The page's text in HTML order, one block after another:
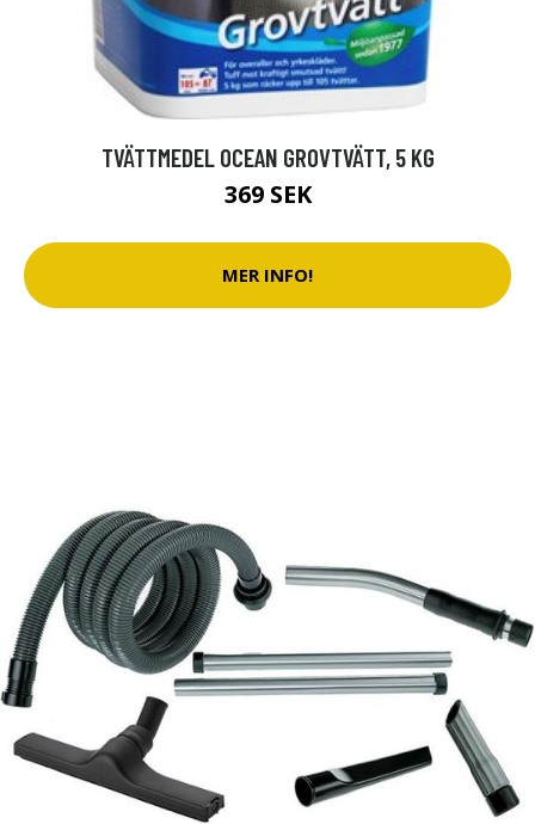
TVÄTTMEDEL OCEAN GROVTVÄTT, 5 KG
369 SEK
MER INFO!